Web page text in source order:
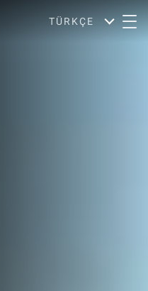
TÜRKÇE